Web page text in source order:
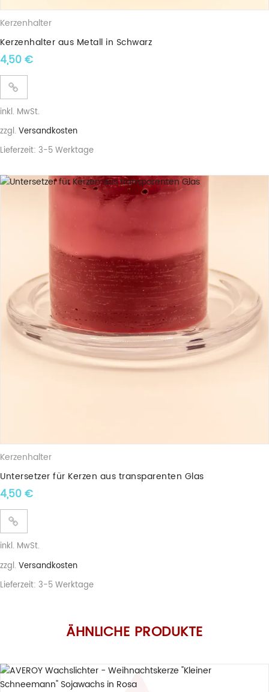
Kerzenhalter
Kerzenhalter aus Metall in Schwarz
4,50€
inkl. MwSt.
zzgl. Versandkosten
Lieferzeit: 3-5 Werktage
Kerzenhalter
Untersetzer für Kerzen aus transparenten Glas
4,50€
inkl. MwSt.
zzgl. Versandkosten
Lieferzeit: 3-5 Werktage
ÄHNLICHE PRODUKTE